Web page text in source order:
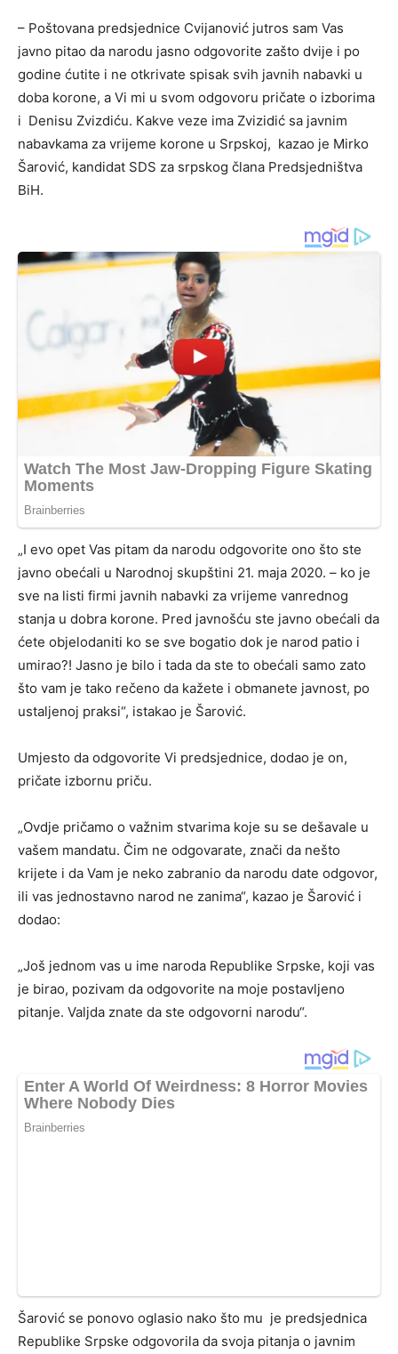
– Poštovana predsjednice Cvijanović jutros sam Vas
javno pitao da narodu jasno odgovorite zašto dvije i po
godine ćutite i ne otkrivate spisak svih javnih nabavki u
doba korone, a Vi mi u svom odgovoru pričate o izborima
i Denisu Zvizdiću. Кakve veze ima Zvizidić sa javnim
nabavkama za vrijeme korone u Srpskoj, kazao je Mirko
Šarović, kandidat SDS za srpskog člana Predsjedništva
BiH.
„I evo opet Vas pitam da narodu odgovorite ono što ste
javno obećali u Narodnoj skupštini 21. maja 2020. – ko je
sve na listi firmi javnih nabavki za vrijeme vanrednog
stanja u dobra korone. Pred javnošću ste javno obećali da
ćete objelodaniti ko se sve bogatio dok je narod patio i
umirao?! Jasno je bilo i tada da ste to obećali samo zato
što vam je tako rečeno da kažete i obmanete javnost, po
ustaljenoj praksi“, istakao je Šarović.
Umjesto da odgovorite Vi predsjednice, dodao je on,
pričate izbornu priču.
„Ovdje pričamo o važnim stvarima koje su se dešavale u
vašem mandatu. Čim ne odgovarate, znači da nešto
krijete i da Vam je neko zabranio da narodu date odgovor,
ili vas jednostavno narod ne zanima“, kazao je Šarović i
dodao:
„Još jednom vas u ime naroda Republike Srpske, koji vas
je birao, pozivam da odgovorite na moje postavljeno
pitanje. Valjda znate da ste odgovorni narodu“.
Šarović se ponovo oglasio nako što mu je predsjednica
Republike Srpske odgovorila da svoja pitanja o javnim